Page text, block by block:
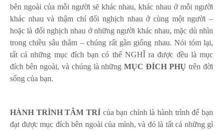
bên ngoài của mỗi người sẽ khác nhau, khác nhau ở mỗi người
khác nhau và thậm chí đối nghịch nhau ở cùng một người –
hoặc là đối nghịch nhau ở những người khác nhau, mặc dù nhìn
trong chiều sâu thẳm – chúng rất gần giống nhau. Nói tóm lại,
tất cả những mục đích bạn có thể NGHĨ ra được đều là mục
đích bên ngoài, và chúng là nhữngMỤC ĐÍCH PHỤ trên đời
sống của bạn.
HÀNH TRÌNH TÂM TRÍcủa bạn chính là hành trình để bạn
đạt được mục đích bên ngoài của mình, và đó là tất cả những gì